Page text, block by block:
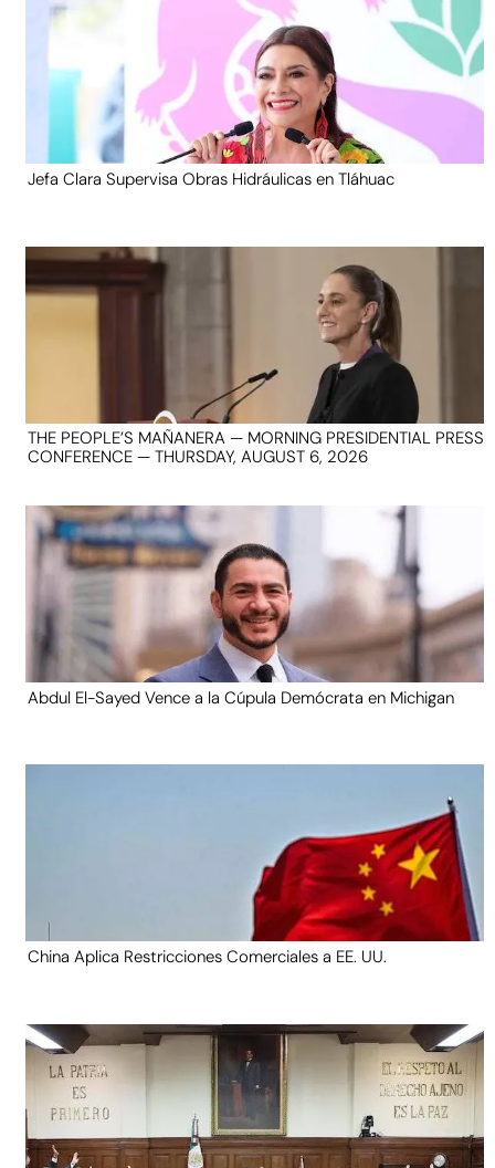
Jefa Clara Supervisa Obras Hidráulicas en Tláhuac
THE PEOPLE’S MAÑANERA — MORNING PRESIDENTIAL PRESS
CONFERENCE — THURSDAY, AUGUST 6, 2026
Abdul El-Sayed Vence a la Cúpula Demócrata en Michigan
China Aplica Restricciones Comerciales a EE. UU.